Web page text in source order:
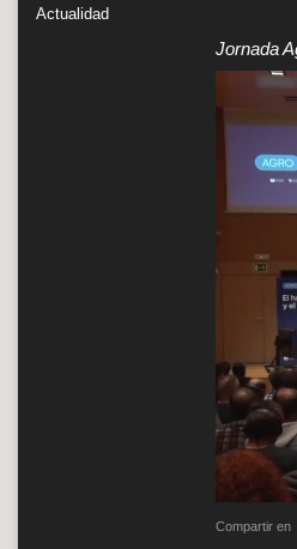
Actualidad
Jornada
Compartir en